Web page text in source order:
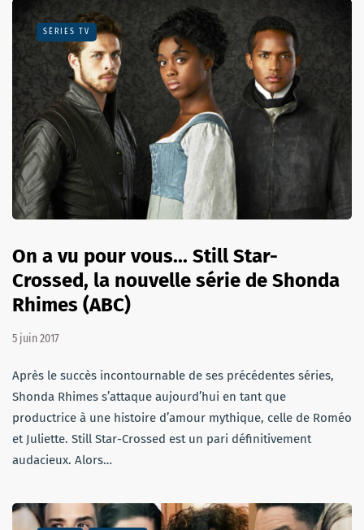
SÉRIES TV
On a vu pour vous... Still Star-
Crossed, la nouvelle série de Shonda
Rhimes (ABC)
5 juin 2017
Après le succès incontournable de ses précédentes séries,
Shonda Rhimes s’attaque aujourd’hui en tant que
productrice à une histoire d’amour mythique, celle de Roméo
et Juliette. Still Star-Crossed est un pari définitivement
audacieux. Alors…